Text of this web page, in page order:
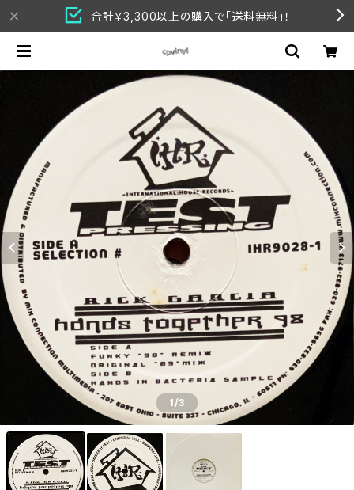
合計￥3,300以上の購入で「送料無料」！
1/3